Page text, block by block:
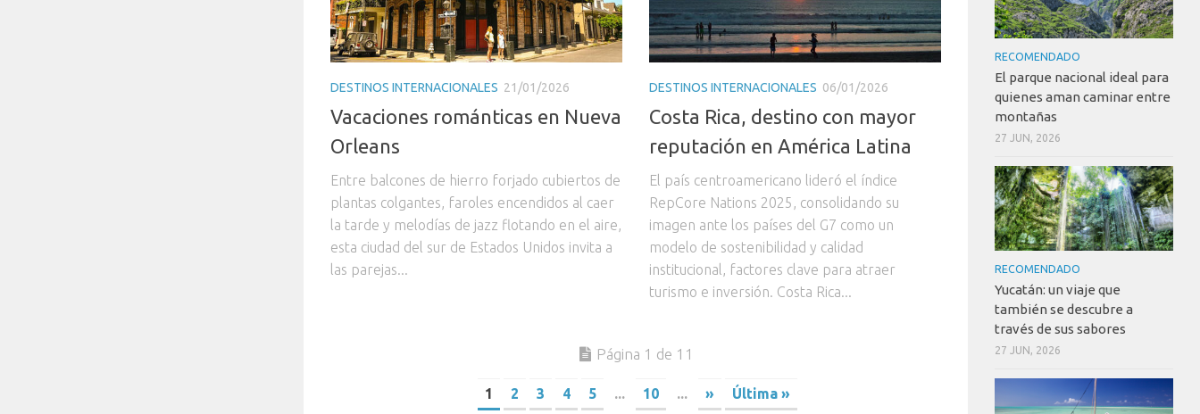
DESTINOS INTERNACIONALES 21/01/2026
Vacaciones románticas en Nueva
Orleans
Entre balcones de hierro forjado cubiertos de
plantas colgantes, faroles encendidos al caer
la tarde y melodías de jazz flotando en el aire,
esta ciudad del sur de Estados Unidos invita a
las parejas...
DESTINOS INTERNACIONALES 06/01/2026
Costa Rica, destino con mayor
reputación en América Latina
El país centroamericano lideró el índice
RepCore Nations 2025, consolidando su
imagen ante los países del G7 como un
modelo de sostenibilidad y calidad
institucional, factores clave para atraer
turismo e inversión. Costa Rica...
Página 1 de 11
1 2 3 4 5 ... 10 ... » Última »
RECOMENDADO
El parque nacional ideal para
quienes aman caminar entre
montañas
27 JUN, 2026
RECOMENDADO
Yucatán: un viaje que
también se descubre a
través de sus sabores
27 JUN, 2026